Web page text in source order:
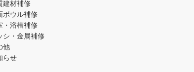
建材補修
ボウル補修
・浴槽補修
シ・金属補修
他
らせ